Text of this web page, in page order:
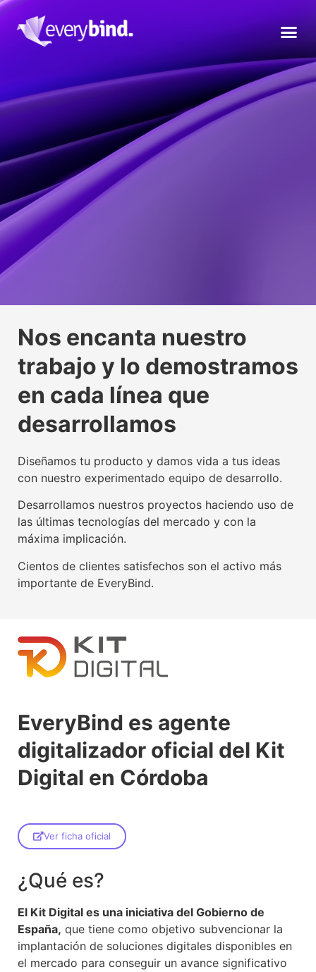
propulsora del IoT mundial
Conoce nuestra tecnología beacon
usuarios y empresas
Conoce nuestra factoría UX
oficial del Kit Digital
Leer más
propulsora del IoT mundial
Conoce nuestra tecnología beacon
usuarios y empresas
Conoce nuestra factoría UX
oficial del Kit Digital
Leer más
propulsora del IoT mundial
Conoce nuestra tecnología beacon
usuarios y empresas
Conoce nuestra factoría UX
oficial del Kit Digital
Leer más
Nos encanta nuestro
trabajo y lo demostramos
en cada línea que
desarrollamos
Diseñamos tu producto y damos vida a tus ideas
con nuestro experimentado equipo de desarrollo.
Desarrollamos nuestros proyectos haciendo uso de
las últimas tecnologías del mercado y con la
máxima implicación.
Cientos de clientes satisfechos son el activo más
importante de EveryBind.
EveryBind es agente
digitalizador oficial del Kit
Digital en Córdoba
Ver ficha oficial
¿Qué es?
El Kit Digital es una iniciativa del Gobierno de
España, que tiene como objetivo subvencionar la
implantación de soluciones digitales disponibles en
el mercado para conseguir un avance significativo